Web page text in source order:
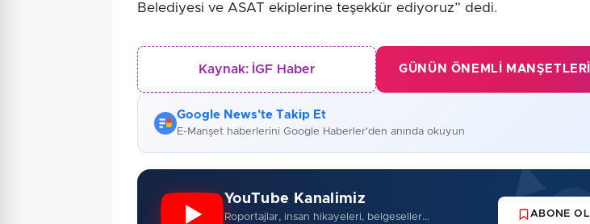
Belediyesi ve ASAT ekiplerine teşekkür ediyoruz” dedi.
Kaynak: İGF Haber GÜNÜN ÖNEMLI MANŞETLERI
Google News'te Takip Et
E-Manşet haberlerini Google Haberler'den anında okuyun
YouTube Kanalimiz
Roportajlar, insan hikayeleri, belgeseller...
ABONE OL